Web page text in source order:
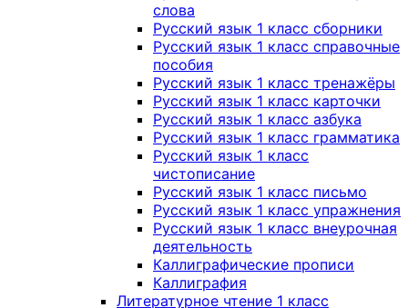
слова
Русский язык 1 класс сборники
Русский язык 1 класс справочные
пособия
Русский язык 1 класс тренажёры
Русский язык 1 класс карточки
Русский язык 1 класс азбука
Русский язык 1 класс грамматика
Русский язык 1 класс
чистописание
Русский язык 1 класс письмо
Русский язык 1 класс упражнения
Русский язык 1 класс внеурочная
деятельность
Каллиграфические прописи
Каллиграфия
Литературное чтение 1 класс